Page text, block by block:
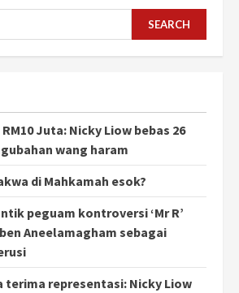
SEARCH
Juta: Nicky Liow bebas 26
wang haram
di Mahkamah esok?
peguam kontroversi ‘Mr R’
Aneelamagham sebagai
terima representasi: Nicky Liow